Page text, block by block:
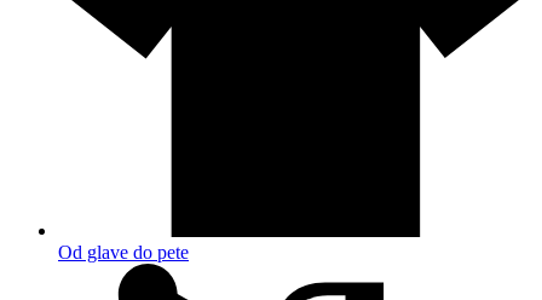
Od glave do pete